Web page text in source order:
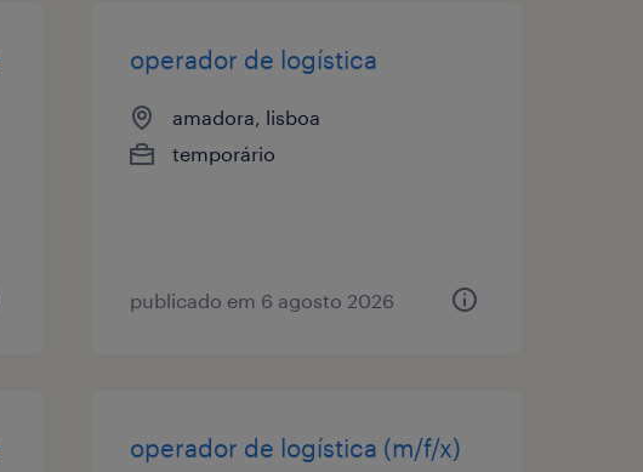
operador de logística
amadora, lisboa
temporário
publicado em 6 agosto 2026
operador de logística (m/f/x)